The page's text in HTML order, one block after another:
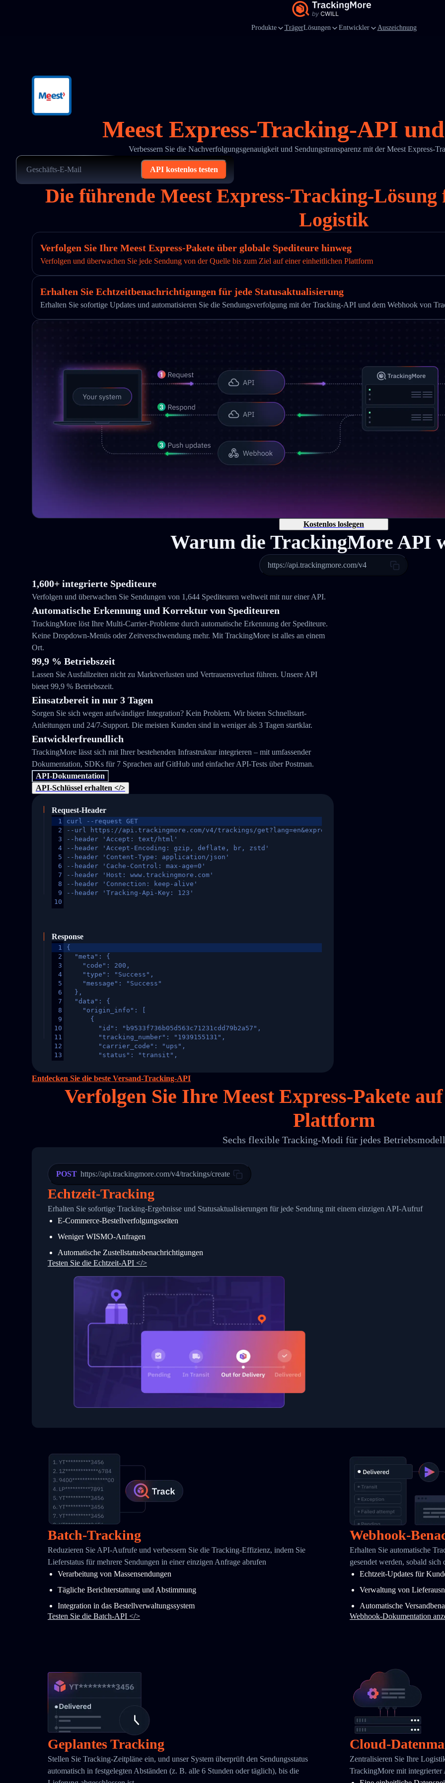
Produkte TrägerLösungen Entwickler Auszeichnung
Meest Express-Tracking-API
Verbessern Sie die Nachverfolgungsgenauigkeit und Sendungstransparenz mit der Meest Express-
API kostenlos testen
Die führende Meest Express-Tracking-
Logistik
Verfolgen Sie Ihre Meest Express-Pakete über globale Spediteure hinweg
Verfolgen und überwachen Sie jede Sendung von der Quelle bis zum Ziel auf einer einheitlichen Plattform
Erhalten Sie Echtzeitbenachrichtigungen für jede Statusaktualisierung
Erhalten Sie sofortige Updates und automatisieren Sie die Sendungsverfolgung mit der Tracking-API und dem Webhook von
Kostenlos loslegen
Warum die TrackingMore API
https://api.trackingmore.com/v4
1,600+ integrierte Spediteure
Verfolgen und überwachen Sie Sendungen von 1,644 Spediteuren weltweit mit nur einer API.
Automatische Erkennung und Korrektur von Spediteuren
TrackingMore löst Ihre Multi-Carrier-Probleme durch automatische Erkennung der Spediteure.
Keine Dropdown-Menüs oder Zeitverschwendung mehr. Mit TrackingMore ist alles an einem
Ort.
99,9 % Betriebszeit
Lassen Sie Ausfallzeiten nicht zu Marktverlusten und Vertrauensverlust führen. Unsere API
bietet 99,9 % Betriebszeit.
Einsatzbereit in nur 3 Tagen
Sorgen Sie sich wegen aufwändiger Integration? Kein Problem. Wir bieten Schnellstart-
Anleitungen und 24/7-Support. Die meisten Kunden sind in weniger als 3 Tagen startklar.
Entwicklerfreundlich
TrackingMore lässt sich mit Ihrer bestehenden Infrastruktur integrieren – mit umfassender
Dokumentation, SDKs für 7 Sprachen auf GitHub und einfacher API-Tests über Postman.
API-Dokumentation
API-Schlüssel erhalten </>
Request-Header
1
2
3
4
5
6
7
8
9
10
curl --request GET
--url https://api.trackingmore.com/v4/trackings/get?lang=en&express=ups&tracknumber=1939155131
--header 'Accept: text/html'
--header 'Accept-Encoding: gzip, deflate, br, zstd'
--header 'Content-Type: application/json'
--header 'Cache-Control: max-age=0'
--header 'Host: www.trackingmore.com'
--header 'Connection: keep-alive'
--header 'Tracking-Api-Key: 123'
Response
1
2
3
4
5
6
7
8
9
10
11
12
13
16
25
26
28
29
30
31
32
33
{
  "meta": {
    "code": 200,
    "type": "Success",
    "message": "Success"
  },
  "data": {
    "origin_info": [
      {
        "id": "b9533f736b05d563c71231cdd79b2a57",
        "tracking_number": "1939155131",
        "carrier_code": "ups",
        "status": "transit",
        "itemTimeLength": 2,
        "weblink": "",
        "phone": null,
        "trackinfo": [
            "StatusDescription": "Departed Facility in HONG KONG-HONG KONG",
"Details": "Departed Facility in HONG KONG-HONG KONG, HONG KONG-HONG KONG,2017-03-
          {
            "Date": "2017-03-06 15:28:00",
            "StatusDescription": "Shipment picked up",
            "Details": "BEIJING-CHINA,PEOPLES REPUBLIC"
          }
        ]
      }
    ]
  }
Entdecken Sie die beste Versand-Tracking-API
Verfolgen Sie Ihre Meest Express-Pakete auf
Plattform
Sechs flexible Tracking-Modi für jedes Betriebsmodell
POST https://api.trackingmore.com/v4/trackings/create
Echtzeit-Tracking
Erhalten Sie sofortige Tracking-Ergebnisse und Statusaktualisierungen für jede Sendung mit einem einzigen API-Aufruf
E-Commerce-Bestellverfolgungsseiten
Weniger WISMO-Anfragen
Automatische Zustellstatusbenachrichtigungen
Testen Sie die Echtzeit-API </>
Batch-Tracking
Reduzieren Sie API-Aufrufe und verbessern Sie die Tracking-Effizienz, indem Sie
Lieferstatus für mehrere Sendungen in einer einzigen Anfrage abrufen
Verarbeitung von Massensendungen
Tägliche Berichterstattung und Abstimmung
Integration in das Bestellverwaltungssystem
Testen Sie die Batch-API </>
Webhook-
Erhalten Sie automatische
gesendet werden, sobald sich
Echtzeit-Updates für
Verwaltung von
Automatische
Webhook-Dokumentation
Geplantes Tracking
Stellen Sie Tracking-Zeitpläne ein, und unser System überprüft den Sendungsstatus
automatisch in festgelegten Abständen (z. B. alle 6 Stunden oder täglich), bis die
Cloud-
Zentralisieren Sie Ihre
TrackingMore mit integrierter